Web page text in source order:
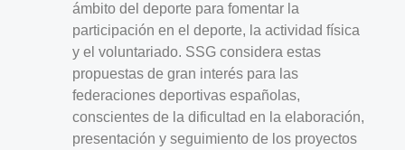
ámbito del deporte para fomentar la
participación en el deporte, la actividad física
y el voluntariado. SSG considera estas
propuestas de gran interés para las
federaciones deportivas españolas,
conscientes de la dificultad en la elaboración,
presentación y seguimiento de los proyectos